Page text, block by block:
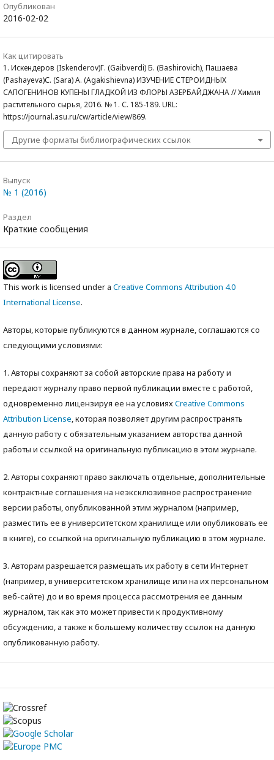
Опубликован
2016-02-02
Как цитировать
1. Искендеров (Iskenderov)Г. (Gaibverdi) Б. (Bashirovich), Пашаева
(Pashayeva)С. (Sara) А. (Agakishievna) ИЗУЧЕНИЕ СТЕРОИДНЫХ
САПОГЕНИНОВ КУПЕНЫ ГЛАДКОЙ ИЗ ФЛОРЫ АЗЕРБАЙДЖАНА // Химия
растительного сырья, 2016. № 1. С. 185-189. URL:
https://journal.asu.ru/cw/article/view/869.
Другие форматы библиографических ссылок
Выпуск
№ 1 (2016)
Раздел
Краткие сообщения
This work is licensed under a Creative Commons Attribution 4.0
International License.
Авторы, которые публикуются в данном журнале, соглашаются со
следующими условиями:
1. Авторы сохраняют за собой авторские права на работу и
передают журналу право первой публикации вместе с работой,
одновременно лицензируя ее на условияхCreative Commons
Attribution License, которая позволяет другим распространять
данную работу с обязательным указанием авторства данной
работы и ссылкой на оригинальную публикацию в этом журнале.
2. Авторы сохраняют право заключать отдельные, дополнительные
контрактные соглашения на неэксклюзивное распространение
версии работы, опубликованной этим журналом (например,
разместить ее в университетском хранилище или опубликовать ее
в книге), со ссылкой на оригинальную публикацию в этом журнале.
3. Авторам разрешается размещать их работу в сети Интернет
(например, в университетском хранилище или на их персональном
веб-сайте) до и во время процесса рассмотрения ее данным
журналом, так как это может привести к продуктивному
обсуждению, а также к большему количеству ссылок на данную
опубликованную работу.